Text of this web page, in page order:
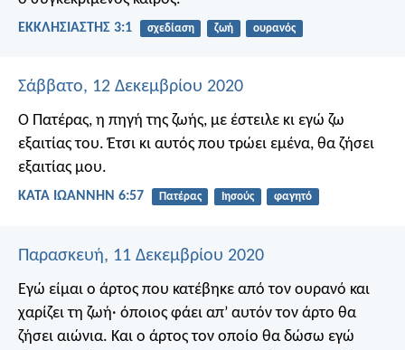
ΕΚΚΛΗΣΙΑΣΤΗΣ 3:1 σχεδίαση ζωή ουρανός
Σάββατο, 12 Δεκεμβρίου 2020
Ο Πατέρας, η πηγή της ζωής, με έστειλε κι εγώ ζω
εξαιτίας του. Έτσι κι αυτός που τρώει εμένα, θα ζήσει
εξαιτίας μου.
ΚΑΤΑ ΙΩΑΝΝΗΝ 6:57 Πατέρας Ιησούς φαγητό
Παρασκευή, 11 Δεκεμβρίου 2020
Εγώ είμαι ο άρτος που κατέβηκε από τον ουρανό και
χαρίζει τη ζωή· όποιος φάει απ’ αυτόν τον άρτο θα
ζήσει αιώνια. Και ο άρτος τον οποίο θα δώσω εγώ